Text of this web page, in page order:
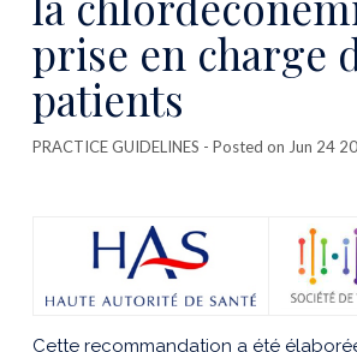
prise en charge
patients
PRACTICE GUIDELINES - Posted on Jun 24
Cette recommandation a été